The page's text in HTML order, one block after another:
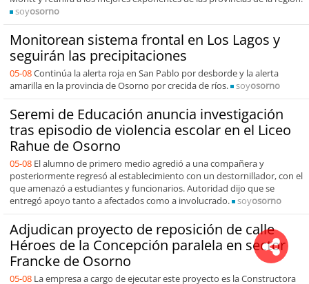
soyosorno
Monitorean sistema frontal en Los Lagos y
seguirán las precipitaciones
05-08Continúa la alerta roja en San Pablo por desborde y la alerta
amarilla en la provincia de Osorno por crecida de ríos.
soyosorno
Seremi de Educación anuncia investigación
tras episodio de violencia escolar en el Liceo
Rahue de Osorno
05-08 El alumno de primero medio agredió a una compañera y
posteriormente regresó al establecimiento con un destornillador, con el
que amenazó a estudiantes y funcionarios. Autoridad dijo que se
entregó apoyo tanto a afectados como a involucrado.
soyosorno
Adjudican proyecto de reposición de calle
Héroes de la Concepción paralela en sector
Francke de Osorno
05-08 La empresa a cargo de ejecutar este proyecto es la Constructora